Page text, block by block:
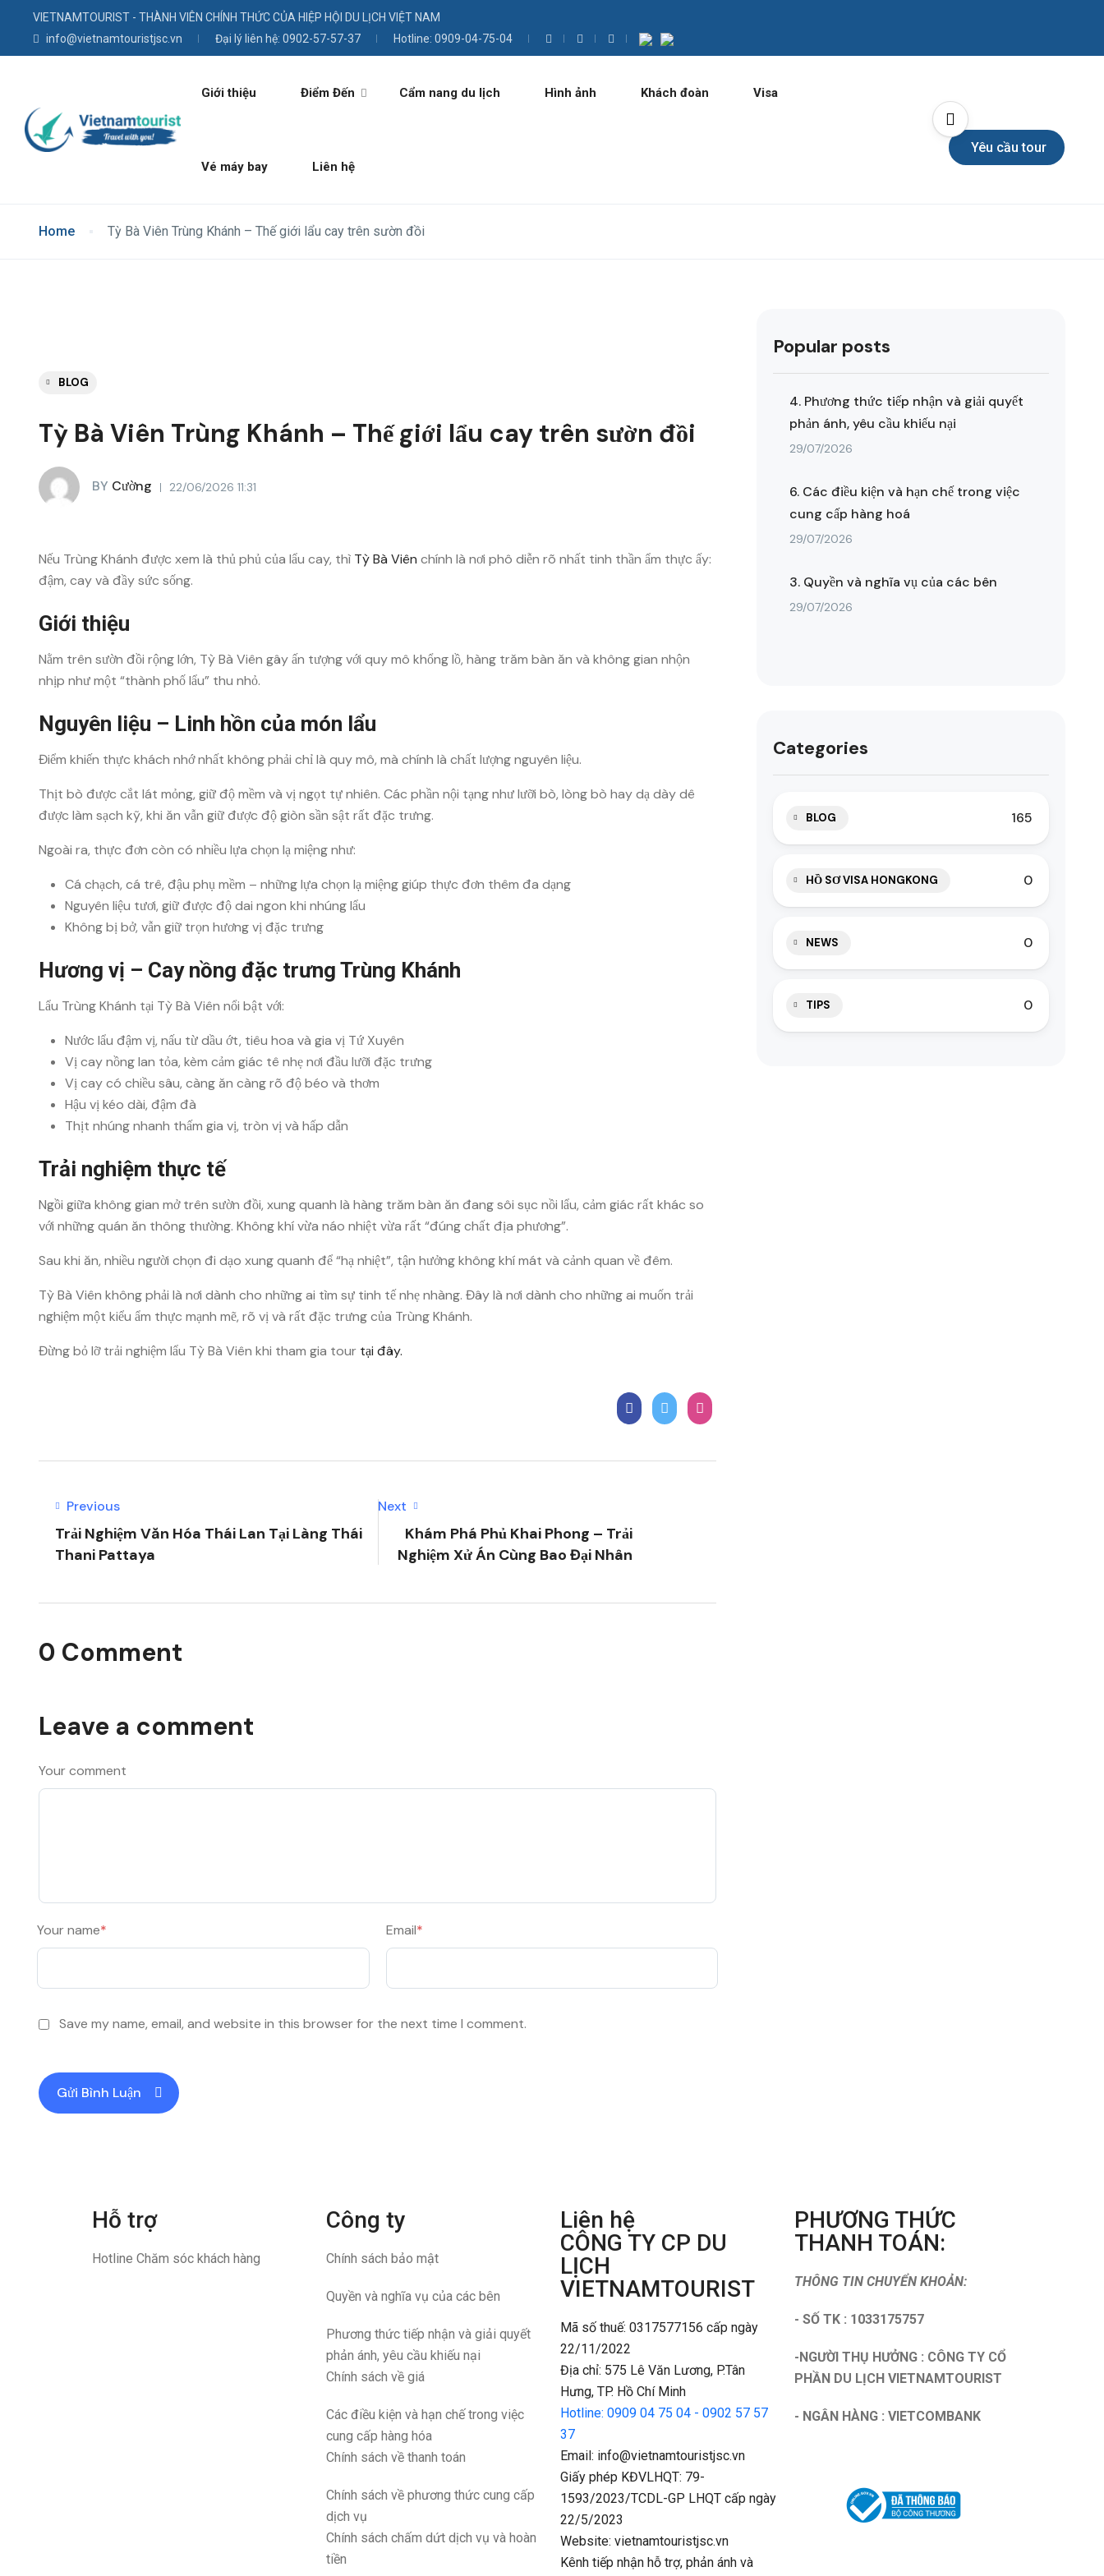
VIETNAMTOURIST - THÀNH VIÊN CHÍNH THỨC CỦA HIỆP HỘI DU LỊCH VIỆT NAM
info@vietnamtouristjsc.vn
Đại lý liên hệ: 0902-57-57-37 Hotline: 0909-04-75-04
Giới thiệu Điểm Đến Cẩm nang du lịch Hình ảnh Khách đoàn Visa
Vé máy bay Liên hệ
Yêu cầu tour
Home Tỳ Bà Viên Trùng Khánh – Thế giới lẩu cay trên sườn đồi
BLOG
Tỳ Bà Viên Trùng Khánh – Thế giới lẩu cay trên sườn đồi
BY Cường 22/06/2026 11:31
Nếu Trùng Khánh được xem là thủ phủ của lẩu cay, thì Tỳ Bà Viên chính là nơi phô diễn rõ nhất tinh thần ẩm thực ấy:
đậm, cay và đầy sức sống.
Giới thiệu
Nằm trên sườn đồi rộng lớn, Tỳ Bà Viên gây ấn tượng với quy mô khổng lồ, hàng trăm bàn ăn và không gian nhộn
nhịp như một “thành phố lẩu” thu nhỏ.
Nguyên liệu – Linh hồn của món lẩu
Điểm khiến thực khách nhớ nhất không phải chỉ là quy mô, mà chính là chất lượng nguyên liệu.
Thịt bò được cắt lát mỏng, giữ độ mềm và vị ngọt tự nhiên. Các phần nội tạng như lưỡi bò, lòng bò hay dạ dày dê
được làm sạch kỹ, khi ăn vẫn giữ được độ giòn sần sật rất đặc trưng.
Ngoài ra, thực đơn còn có nhiều lựa chọn lạ miệng như:
Cá chạch, cá trê, đậu phụ mềm – những lựa chọn lạ miệng giúp thực đơn thêm đa dạng
Nguyên liệu tươi, giữ được độ dai ngon khi nhúng lẩu
Không bị bở, vẫn giữ trọn hương vị đặc trưng
Hương vị – Cay nồng đặc trưng Trùng Khánh
Lẩu Trùng Khánh tại Tỳ Bà Viên nổi bật với:
Nước lẩu đậm vị, nấu từ dầu ớt, tiêu hoa và gia vị Tứ Xuyên
Vị cay nồng lan tỏa, kèm cảm giác tê nhẹ nơi đầu lưỡi đặc trưng
Vị cay có chiều sâu, càng ăn càng rõ độ béo và thơm
Hậu vị kéo dài, đậm đà
Thịt nhúng nhanh thấm gia vị, tròn vị và hấp dẫn
Trải nghiệm thực tế
Ngồi giữa không gian mở trên sườn đồi, xung quanh là hàng trăm bàn ăn đang sôi sục nồi lẩu, cảm giác rất khác so
với những quán ăn thông thường. Không khí vừa náo nhiệt vừa rất “đúng chất địa phương”.
Sau khi ăn, nhiều người chọn đi dạo xung quanh để “hạ nhiệt”, tận hưởng không khí mát và cảnh quan về đêm.
Tỳ Bà Viên không phải là nơi dành cho những ai tìm sự tinh tế nhẹ nhàng. Đây là nơi dành cho những ai muốn trải
nghiệm một kiểu ẩm thực mạnh mẽ, rõ vị và rất đặc trưng của Trùng Khánh.
Đừng bỏ lỡ trải nghiệm lẩu Tỳ Bà Viên khi tham gia tour tại đây.
Previous
Trải Nghiệm Văn Hóa Thái Lan Tại Làng Thái
Thani Pattaya
Next
Khám Phá Phủ Khai Phong – Trải
Nghiệm Xử Án Cùng Bao Đại Nhân
0 Comment
Leave a comment
Your comment
Your name* Email*
Save my name, email, and website in this browser for the next time I comment.
Popular posts
4. Phương thức tiếp nhận và giải quyết
phản ánh, yêu cầu khiếu nại
29/07/2026
6. Các điều kiện và hạn chế trong việc
cung cấp hàng hoá
29/07/2026
3. Quyền và nghĩa vụ của các bên
29/07/2026
Categories
BLOG 165
HỒ SƠ VISA HONGKONG 0
NEWS 0
TIPS 0
Hỗ trợ
Hotline Chăm sóc khách hàng
Công ty
Chính sách bảo mật
Quyền và nghĩa vụ của các bên
Phương thức tiếp nhận và giải quyết
phản ánh, yêu cầu khiếu nại
Chính sách về giá
Các điều kiện và hạn chế trong việc
cung cấp hàng hóa
Chính sách về thanh toán
Chính sách về phương thức cung cấp
dịch vụ
Chính sách chấm dứt dịch vụ và hoàn
tiền
Liên hệ
CÔNG TY CP DU
LỊCH
VIETNAMTOURIST
Mã số thuế: 0317577156 cấp ngày
22/11/2022
Địa chỉ: 575 Lê Văn Lương, P.Tân
Hưng, TP. Hồ Chí Minh
Hotline: 0909 04 75 04 - 0902 57 57
37
Email: info@vietnamtouristjsc.vn
Giấy phép KĐVLHQT: 79-
1593/2023/TCDL-GP LHQT cấp ngày
22/5/2023
Website: vietnamtouristjsc.vn
Kênh tiếp nhận hỗ trợ, phản ánh và
PHƯƠNG THỨC
THANH TOÁN:
THÔNG TIN CHUYỂN KHOẢN:
- SỐ TK : 1033175757
-NGƯỜI THỤ HƯỞNG : CÔNG TY CỔ
PHẦN DU LỊCH VIETNAMTOURIST
- NGÂN HÀNG : VIETCOMBANK